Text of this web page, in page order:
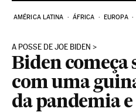
AMÉRICA LATINA ÁFRICA EUROPA
A POSSE DE JOE BIDEN
Biden começa
com uma
da pandemia